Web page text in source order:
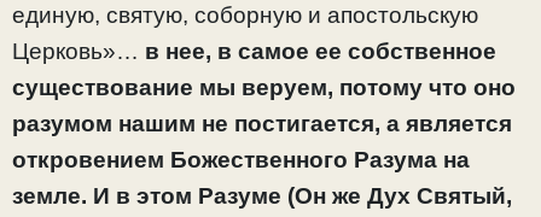
единую, святую, соборную и апостольскую
Церковь»… в нее, в самое ее собственное
существование мы веруем, потому что оно
разумом нашим не постигается, а является
откровением Божественного Разума на
земле. И в этом Разуме (Он же Дух Святый,